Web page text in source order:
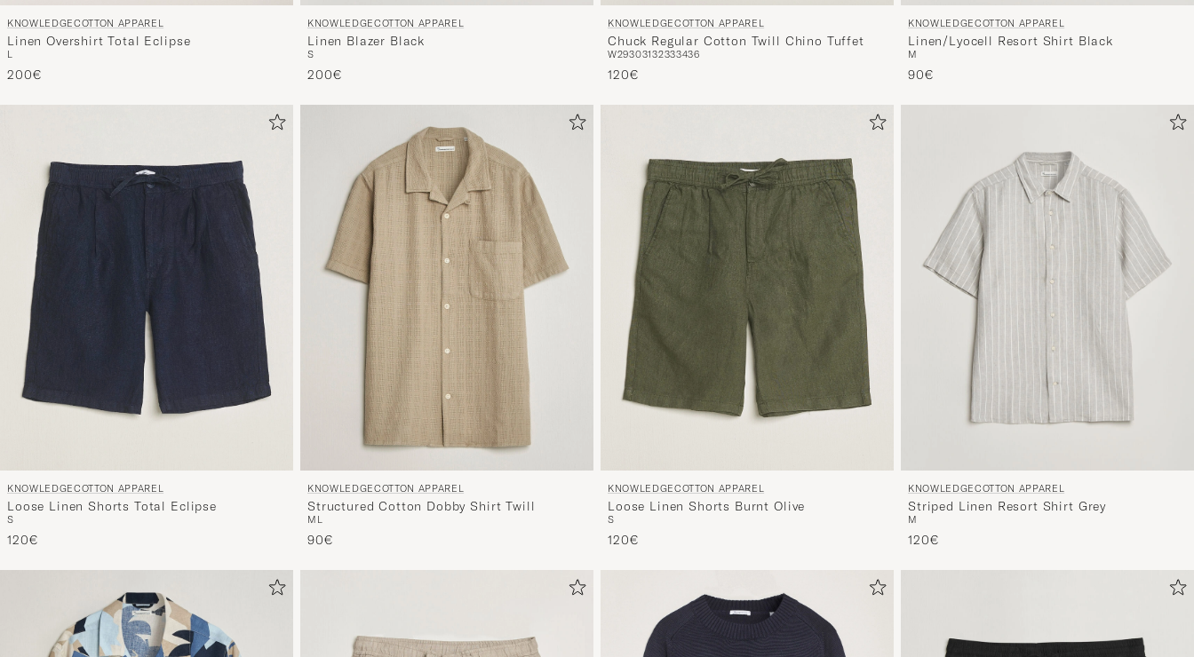
KNOWLEDGECOTTON APPAREL
Linen Overshirt Total Eclipse
L
200€
KNOWLEDGECOTTON APPAREL
Linen Blazer Black
S
200€
KNOWLEDGECOTTON APPAREL
Chuck Regular Cotton Twill Chino Tuffet
W29303132333436
120€
KNOWLEDGECOTTON APPAREL
Linen/Lyocell Resort Shirt Black
M
90€
KNOWLEDGECOTTON APPAREL
Loose Linen Shorts Total Eclipse
S
120€
KNOWLEDGECOTTON APPAREL
Structured Cotton Dobby Shirt Twill
M L
90€
KNOWLEDGECOTTON APPAREL
Loose Linen Shorts Burnt Olive
S
120€
KNOWLEDGECOTTON APPAREL
Striped Linen Resort Shirt Grey
M
120€